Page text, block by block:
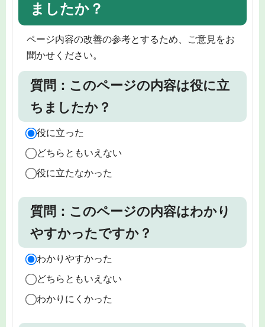
ましたか？
ページ内容の改善の参考とするため、ご意見をお
聞かせください。
質問：このページの内容は役に立
ちましたか？
役に立った
どちらともいえない
役に立たなかった
質問：このページの内容はわかり
やすかったですか？
わかりやすかった
どちらともいえない
わかりにくかった